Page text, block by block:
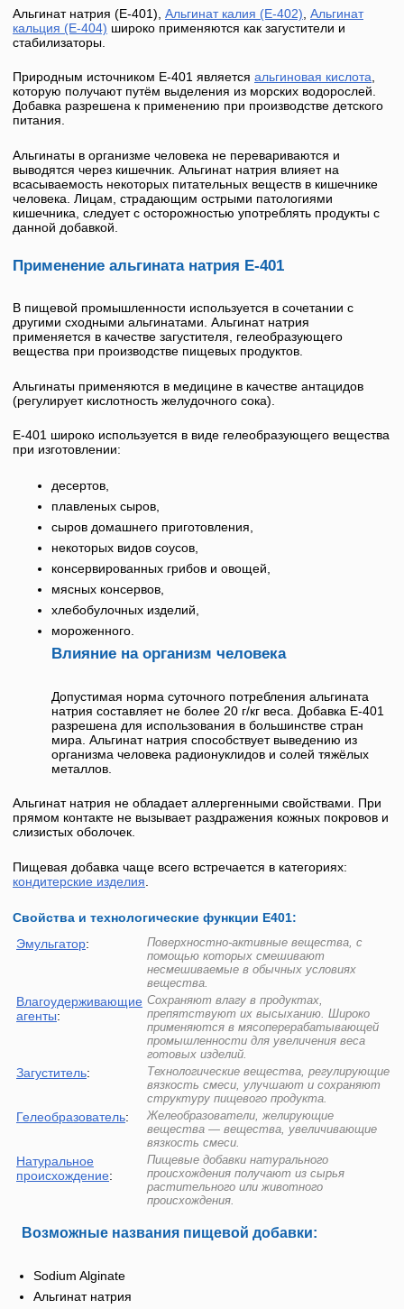
Альгинат натрия (E-401), Альгинат калия (Е-402) Альгинат
кальция (Е-404) широко применяются как загустители и
стабилизаторы.
Природным источником Е-401 является альгиновая кислота
которую получают путём выделения из морских водорослей.
Добавка разрешена к применению при производстве детского
питания.
Альгинаты в организме человека не перевариваются и
выводятся через кишечник. Альгинат натрия влияет на
всасываемость некоторых питательных веществ в кишечнике
человека. Лицам, страдающим острыми патологиями
кишечника, следует с осторожностью употреблять продукты с
данной добавкой.
Применение альгината натрия Е-401
В пищевой промышленности используется в сочетании с
другими сходными альгинатами. Альгинат натрия
применяется в качестве загустителя, гелеобразующего
вещества при производстве пищевых продуктов.
Альгинаты применяются в медицине в качестве антацидов
(регулирует кислотность желудочного сока).
Е-401 широко используется в виде гелеобразующего вещества
при изготовлении:
десертов,
плавленых сыров,
сыров домашнего приготовления,
некоторых видов соусов,
консервированных грибов и овощей,
мясных консервов,
хлебобулочных изделий,
мороженного.
Влияние на организм человека
Допустимая норма суточного потребления альгината
натрия составляет не более 20 г/кг веса. Добавка Е-401
разрешена для использования в большинстве стран
мира. Альгинат натрия способствует выведению из
организма человека радионуклидов и солей тяжёлых
металлов.
Альгинат натрия не обладает аллергенными свойствами. При
прямом контакте не вызывает раздражения кожных покровов и
слизистых оболочек.
Пищевая добавка чаще всего встречается в категориях:
кондитерские изделия
Свойства и технологические функции Е401:
Эмульгатор:
Поверхностно-активные вещества, с
помощью которых смешивают
несмешиваемые в обычных условиях
вещества.
Влагоудерживающие
агенты:
Сохраняют влагу в продуктах,
препятствуют их высыханию. Широко
применяются в мясоперерабатывающей
промышленности для увеличения веса
готовых изделий.
Загуститель:
Технологические вещества, регулирующие
вязкость смеси, улучшают и сохраняют
структуру пищевого продукта.
Гелеобразователь:
Желеобразователи, желирующие
вещества — вещества, увеличивающие
вязкость смеси.
Натуральное
происхождение:
Пищевые добавки натурального
происхождения получают из сырья
растительного или животного
происхождения.
Возможные названия пищевой добавки:
Sodium Alginate
Альгинат натрия